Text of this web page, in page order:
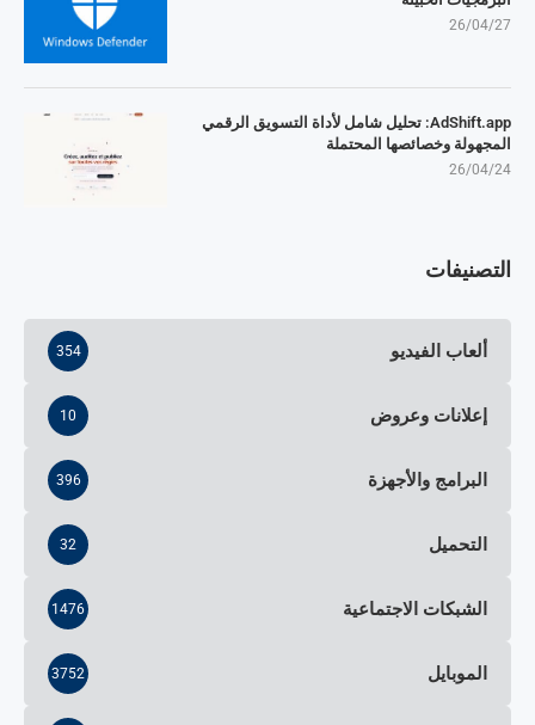
26/04/27
AdShift.app: تحليل شامل لأداة التسويق الرقمي
المجهولة وخصائصها المحتملة
26/04/24
التصنيفات
ألعاب الفيديو 354
إعلانات وعروض 10
البرامج والأجهزة 396
التحميل 32
الشبكات الاجتماعية 1476
الموبايل 3752